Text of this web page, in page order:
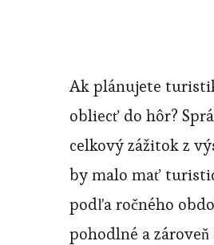
Ak plánujete
obliecť do hôr?
celkový zážitok z
by malo mať
podľa ročného
pohodlné a